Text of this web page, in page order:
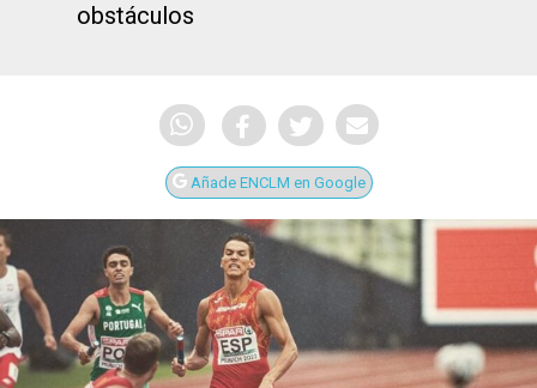
obstáculos
Añade ENCLM en Google